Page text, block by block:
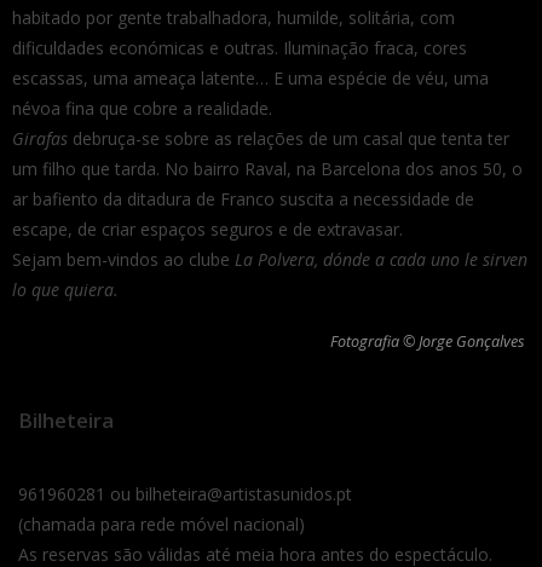
habitado por gente trabalhadora, humilde, solitária, com
dificuldades económicas e outras. Iluminação fraca, cores
escassas, uma ameaça latente… E uma espécie de véu, uma
névoa fina que cobre a realidade.
Girafas debruça-se sobre as relações de um casal que tenta ter
um filho que tarda. No bairro Raval, na Barcelona dos anos 50, o
ar bafiento da ditadura de Franco suscita a necessidade de
escape, de criar espaços seguros e de extravasar.
Sejam bem-vindos ao clube La Polvera, dónde a cada uno le sirven
lo que quiera.
Fotografia © Jorge Gonçalves
Bilheteira
961960281 ou bilheteira@artistasunidos.pt
(chamada para rede móvel nacional)
As reservas são válidas até meia hora antes do espectáculo.